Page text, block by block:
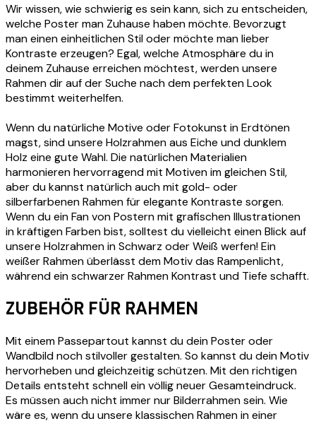
Wir wissen, wie schwierig es sein kann, sich zu entscheiden,
welche Poster man Zuhause haben möchte. Bevorzugt
man einen einheitlichen Stil oder möchte man lieber
Kontraste erzeugen? Egal, welche Atmosphäre du in
deinem Zuhause erreichen möchtest, werden unsere
Rahmen dir auf der Suche nach dem perfekten Look
bestimmt weiterhelfen.
Wenn du natürliche Motive oder Fotokunst in Erdtönen
magst, sind unsere Holzrahmen aus Eiche und dunklem
Holz eine gute Wahl. Die natürlichen Materialien
harmonieren hervorragend mit Motiven im gleichen Stil,
aber du kannst natürlich auch mit gold- oder
silberfarbenen Rahmen für elegante Kontraste sorgen.
Wenn du ein Fan von Postern mit grafischen Illustrationen
in kräftigen Farben bist, solltest du vielleicht einen Blick auf
unsere Holzrahmen in Schwarz oder Weiß werfen! Ein
weißer Rahmen überlässt dem Motiv das Rampenlicht,
während ein schwarzer Rahmen Kontrast und Tiefe schafft.
ZUBEHÖR FÜR RAHMEN
Mit einem Passepartout kannst du dein Poster oder
Wandbild noch stilvoller gestalten. So kannst du dein Motiv
hervorheben und gleichzeitig schützen. Mit den richtigen
Details entsteht schnell ein völlig neuer Gesamteindruck.
Es müssen auch nicht immer nur Bilderrahmen sein. Wie
wäre es, wenn du unsere klassischen Rahmen in einer